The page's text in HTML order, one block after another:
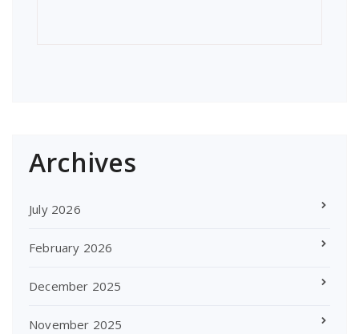
Archives
July 2026
February 2026
December 2025
November 2025